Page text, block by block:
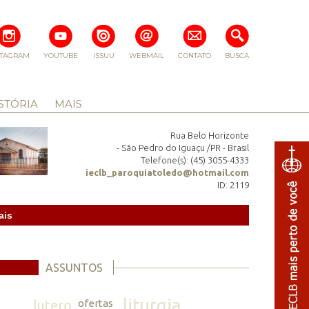
BUSCA
CONTATO
WEBMAIL
ISSUU
YOUTUBE
MAIS
Rua Belo Horizonte
- São Pedro do Iguaçu /PR - Brasil
Telefone(s): (45) 3055-4333
ieclb_paroquiatoledo@hotmail.com
ID: 2119
ASSUNTOS
lutero ofertas